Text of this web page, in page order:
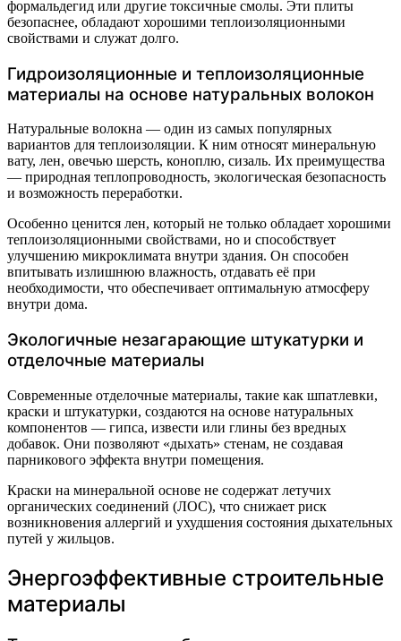
формальдегид или другие токсичные смолы. Эти плиты
безопаснее, обладают хорошими теплоизоляционными
свойствами и служат долго.
Гидроизоляционные и теплоизоляционные
материалы на основе натуральных волокон
Натуральные волокна — один из самых популярных
вариантов для теплоизоляции. К ним относят минеральную
вату, лен, овечью шерсть, коноплю, сизаль. Их преимущества
— природная теплопроводность, экологическая безопасность
и возможность переработки.
Особенно ценится лен, который не только обладает хорошими
теплоизоляционными свойствами, но и способствует
улучшению микроклимата внутри здания. Он способен
впитывать излишнюю влажность, отдавать её при
необходимости, что обеспечивает оптимальную атмосферу
внутри дома.
Экологичные незагарающие штукатурки и
отделочные материалы
Современные отделочные материалы, такие как шпатлевки,
краски и штукатурки, создаются на основе натуральных
компонентов — гипса, извести или глины без вредных
добавок. Они позволяют «дыхать» стенам, не создавая
парникового эффекта внутри помещения.
Краски на минеральной основе не содержат летучих
органических соединений (ЛОС), что снижает риск
возникновения аллергий и ухудшения состояния дыхательных
путей у жильцов.
Энергоэффективные строительные
материалы